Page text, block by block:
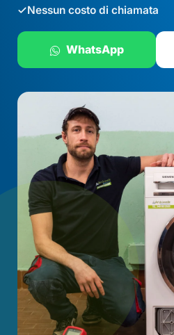
Nessun costo di chiamata
WhatsApp